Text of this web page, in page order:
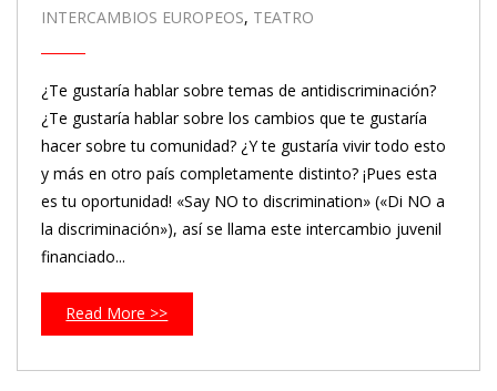
INTERCAMBIOS EUROPEOS, TEATRO
¿Te gustaría hablar sobre temas de antidiscriminación?
¿Te gustaría hablar sobre los cambios que te gustaría
hacer sobre tu comunidad? ¿Y te gustaría vivir todo esto
y más en otro país completamente distinto? ¡Pues esta
es tu oportunidad! «Say NO to discrimination» («Di NO a
la discriminación»), así se llama este intercambio juvenil
financiado...
Read More >>